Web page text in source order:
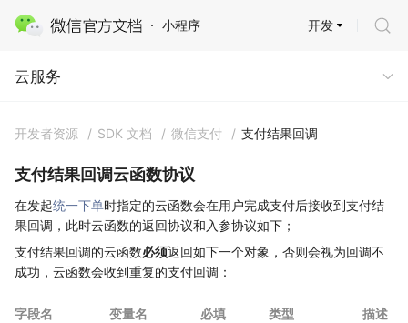
小程序
云服务
开发
云服务
开发者资源 / SDK 文档 / 微信支付 / 支付结果回调
支付结果回调云函数协议
在发起统一下单时指定的云函数会在用户完成支付后接收到支付结
果回调，此时云函数的返回协议和入参协议如下；
支付结果回调的云函数必须返回如下一个对象，否则会视为回调不
成功，云函数会收到重复的支付回调：
字段名 变量名 必填 类型 描述